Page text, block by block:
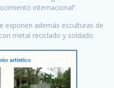
internacional”.
exponen además esculturas de
metal reciclado y soldado.